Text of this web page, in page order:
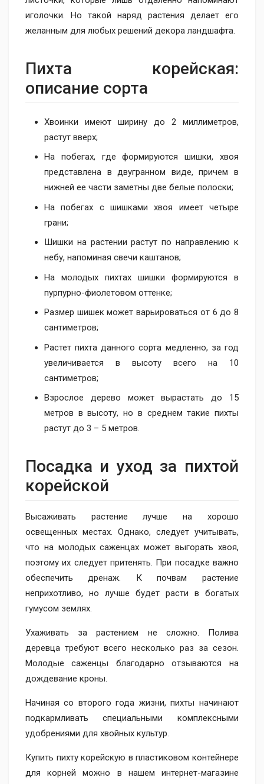
иголочки. Но такой наряд растения делает его
желанным для любых решений декора ландшафта.
Пихта корейская:
описание сорта
Хвоинки имеют ширину до 2 миллиметров,
растут вверх;
На побегах, где формируются шишки, хвоя
представлена в двугранном виде, причем в
нижней ее части заметны две белые полоски;
На побегах с шишками хвоя имеет четыре
грани;
Шишки на растении растут по направлению к
небу, напоминая свечи каштанов;
На молодых пихтах шишки формируются в
пурпурно-фиолетовом оттенке;
Размер шишек может варьироваться от 6 до 8
сантиметров;
Растет пихта данного сорта медленно, за год
увеличивается в высоту всего на 10
сантиметров;
Взрослое дерево может вырастать до 15
метров в высоту, но в среднем такие пихты
растут до 3 – 5 метров.
Посадка и уход за пихтой
корейской
Высаживать растение лучше на хорошо
освещенных местах. Однако, следует учитывать,
что на молодых саженцах может выгорать хвоя,
поэтому их следует притенять. При посадке важно
обеспечить дренаж. К почвам растение
неприхотливо, но лучше будет расти в богатых
гумусом землях.
Ухаживать за растением не сложно. Полива
деревца требуют всего несколько раз за сезон.
Молодые саженцы благодарно отзываются на
дождевание кроны.
Начиная со второго года жизни, пихты начинают
подкармливать специальными комплексными
удобрениями для хвойных культур.
Купить пихту корейскую в пластиковом контейнере
для корней можно в нашем интернет-магазине